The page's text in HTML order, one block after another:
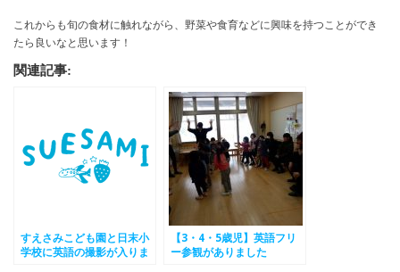
これからも旬の食材に触れながら、野菜や食育などに興味を持つことができ
たら良いなと思います！
関連記事:
すえさみこども園と日末小
学校に英語の撮影が入りま
【3・4・5歳児】英語フリ
ー参観がありました